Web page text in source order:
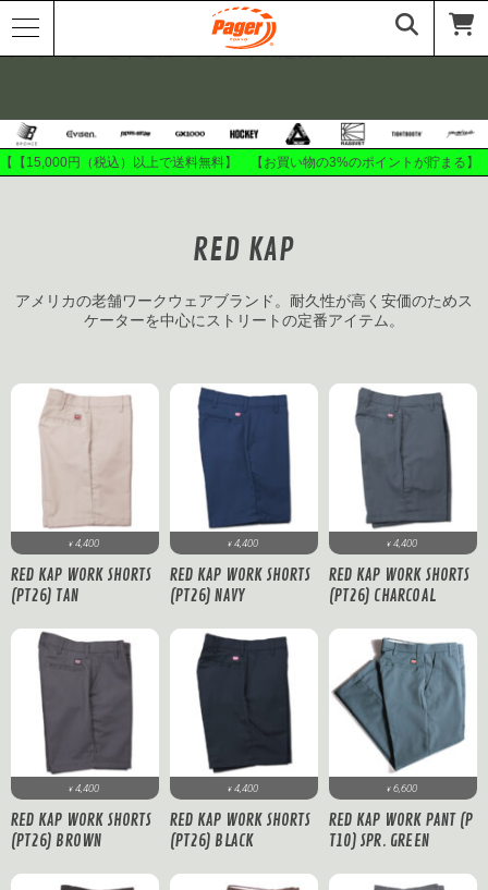
アメリカの老舗ワークウェアブランド。耐久性が高く安価のた
めスケーターを中心にストリートの定番アイテム。
【【15,000円（税込）以上で送料無料】 【お買い物の3%のポイントが貯ま
RED KAP
アメリカの老舗ワークウェアブランド。耐久性が高く安価のためス
ケーターを中心にストリートの定番アイテム。
¥ 4,400
RED KAP WORK SHORTS
(PT26) TAN
¥ 4,400
RED KAP WORK SHORTS
(PT26) NAVY
¥ 4,400
RED KAP WORK SHORTS
(PT26) CHARCOAL
¥ 4,400
RED KAP WORK SHORTS
(PT26) BROWN
¥ 4,400
RED KAP WORK SHORTS
(PT26) BLACK
¥ 6,600
RED KAP WORK PANT (P
T10) SPR. GREEN